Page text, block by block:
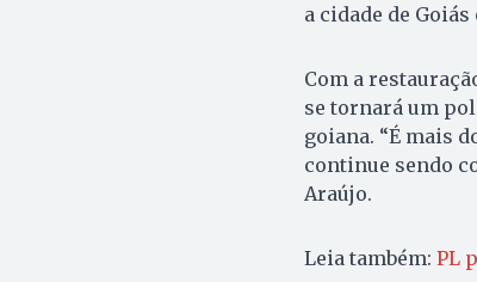
a cidade de
Com a
se tornará um
goiana. “É mais
continue sendo
Araújo.
Leia também: PL